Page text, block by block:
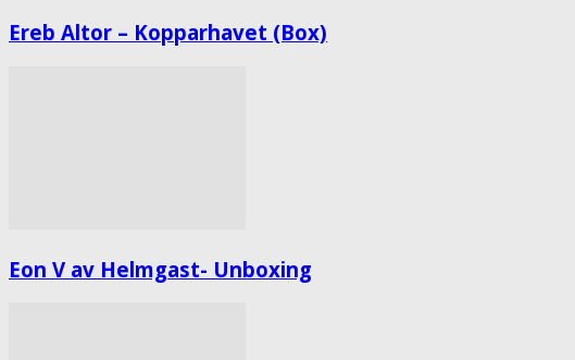
Ereb Altor – Kopparhavet (Box)
Eon V av Helmgast- Unboxing